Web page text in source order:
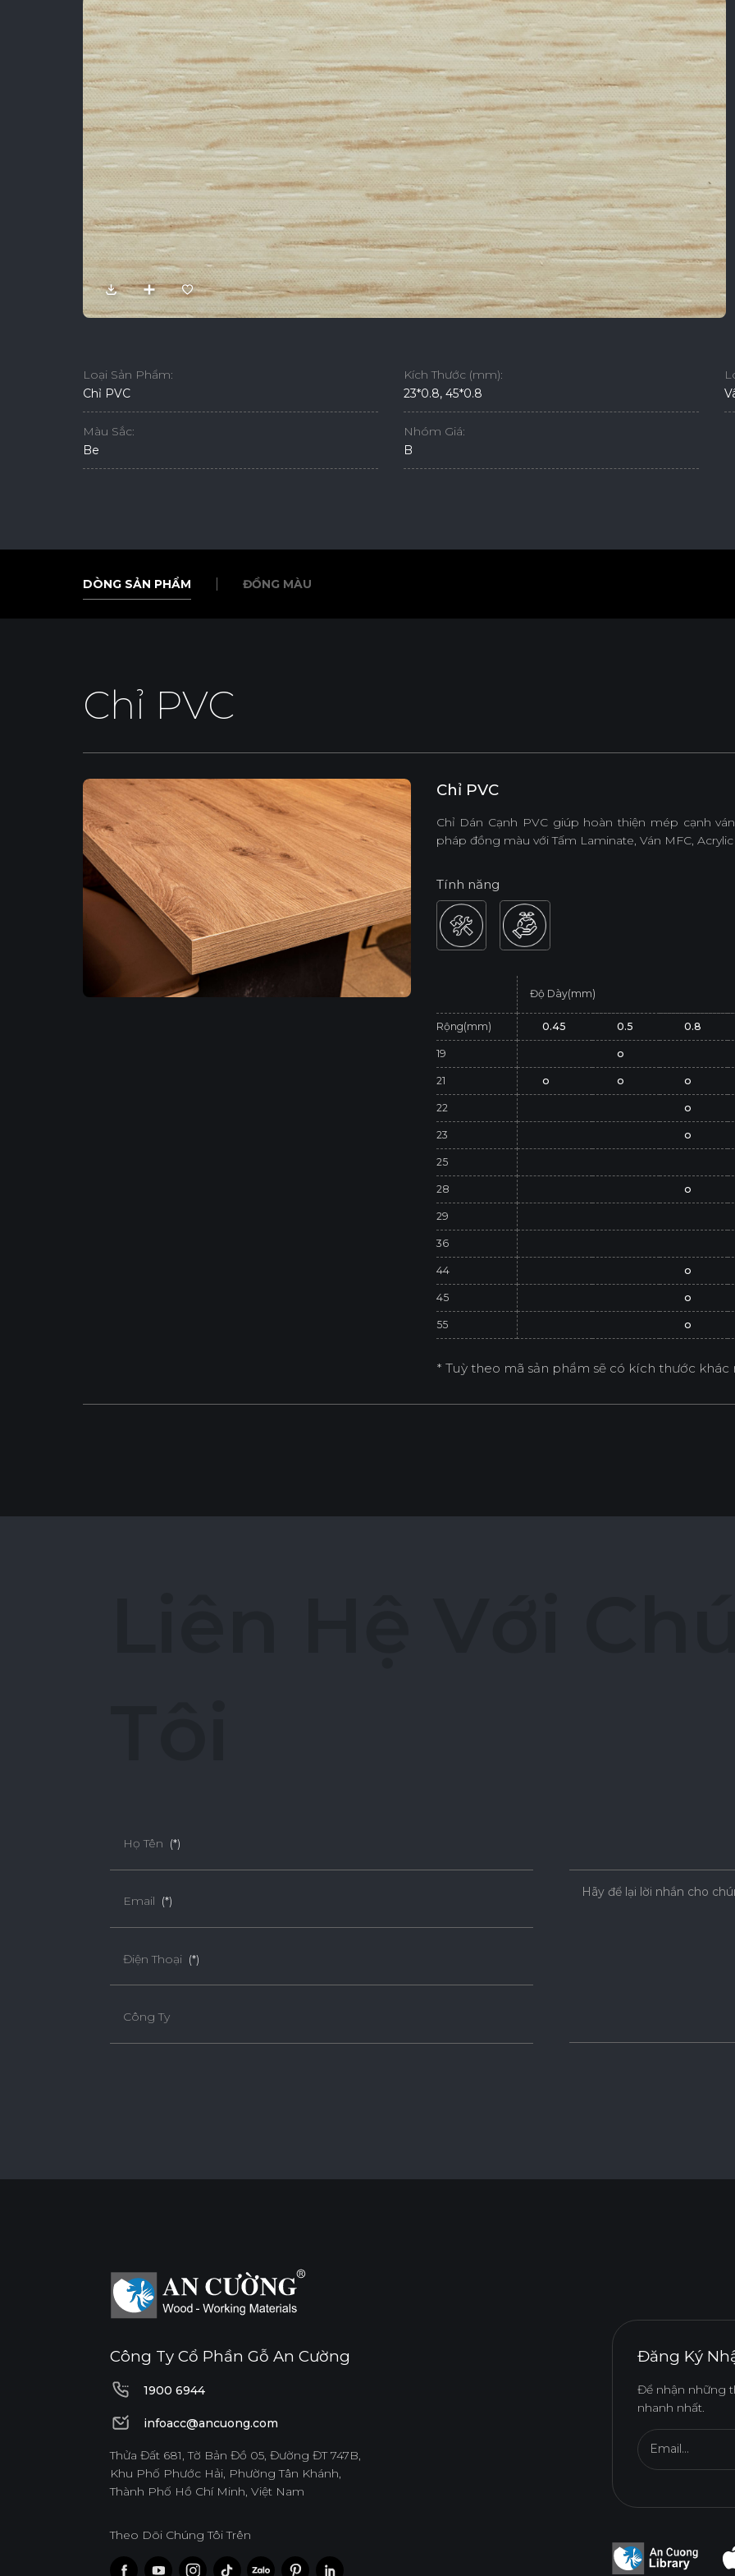
Loại Sản Phẩm:
Chỉ PVC
Kích Thước (mm):
23*0.8, 45*0.8
Màu Sắc:
Be
Nhóm Giá:
B
DÒNG SẢN PHẨM ĐỒNG MÀU
Chỉ PVC
Chỉ PVC
Chỉ Dán Cạnh PVC giúp hoàn thiện mép cạnh
pháp đồng màu với Tấm Laminate, Ván MFC,
Tính năng
Độ Dày(mm)
Rộng(mm) 0.45 0.5 0.8
19 o
21 o o o
22 o
23 o
25
28 o
29
36
44 o
45 o
55 o
* Tuỳ theo mã sản phẩm sẽ có kích thước khác
Họ Tên (*)
Email (*)
Điện Thoại (*)
Công Ty
Hãy để lại lời nhắn cho
Công Ty Cổ Phần Gỗ An Cường
1900 6944
1900 6944
infoacc@ancuong.com
infoacc@ancuong.com
Thửa Đất 681, Tờ Bản Đồ 05, Đường ĐT 747B,
Khu Phố Phước Hải, Phường Tân Khánh,
Thành Phố Hồ Chí Minh, Việt Nam
Theo Dõi Chúng Tôi Trên
Đăng Ký
Để nhận những
nhanh nhất.
Email...
Sản Phẩm Dự Án Nội Dung Khác